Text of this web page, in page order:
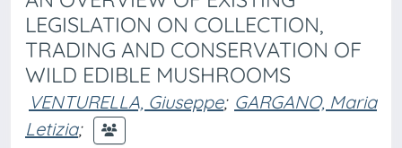
LEGISLATION ON COLLECTION,
TRADING AND CONSERVATION OF
WILD EDIBLE MUSHROOMS
VENTURELLA, Giuseppe; GARGANO, Maria
Letizia;